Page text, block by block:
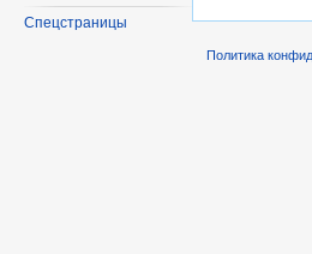
Спецстраницы
Политика